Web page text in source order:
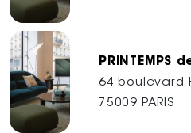
PRINTEMPS
64 boulevard
75009 PARIS